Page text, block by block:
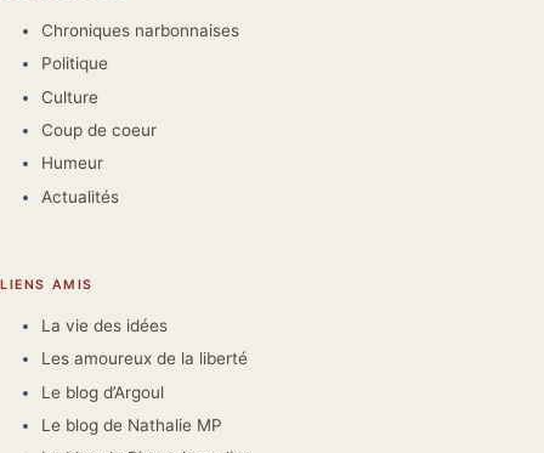
Chroniques narbonnaises
Politique
Culture
Coup de coeur
Humeur
Actualités
LIENS AMIS
La vie des idées
Les amoureux de la liberté
Le blog d’Argoul
Le blog de Nathalie MP